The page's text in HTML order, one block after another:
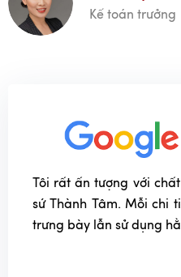
Kế toán trưởng
Tôi rất ấn tượng với
sứ Thành Tâm. Mỗi chi
trưng bày lẫn sử dụng